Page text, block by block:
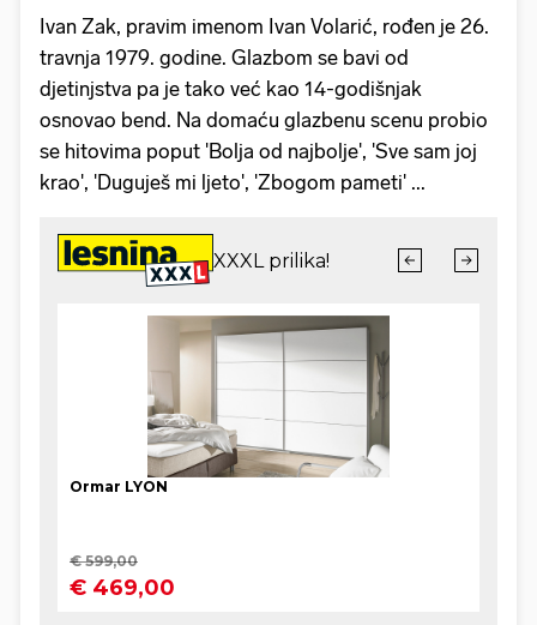
Ivan Zak, pravim imenom Ivan Volarić, rođen je 26.
travnja 1979. godine. Glazbom se bavi od
djetinjstva pa je tako već kao 14-godišnjak
osnovao bend. Na domaću glazbenu scenu probio
se hitovima poput 'Bolja od najbolje', 'Sve sam joj
krao', 'Duguješ mi ljeto', 'Zbogom pameti' ...